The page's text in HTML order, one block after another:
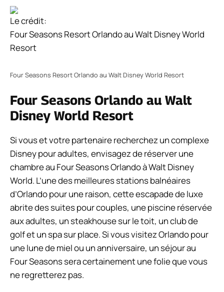
Le crédit:
Four Seasons Resort Orlando au Walt Disney World
Resort
Four Seasons Resort Orlando au Walt Disney World Resort
Four Seasons Orlando au Walt
Disney World Resort
Si vous et votre partenaire recherchez un complexe
Disney pour adultes, envisagez de réserver une
chambre au Four Seasons Orlando à Walt Disney
World. L’une des meilleures stations balnéaires
d’Orlando pour une raison, cette escapade de luxe
abrite des suites pour couples, une piscine réservée
aux adultes, un steakhouse sur le toit, un club de
golf et un spa sur place. Si vous visitez Orlando pour
une lune de miel ou un anniversaire, un séjour au
Four Seasons sera certainement une folie que vous
ne regretterez pas.